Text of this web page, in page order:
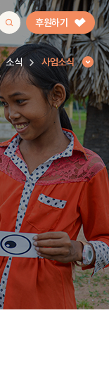
후원하기
후원
소식 사업소식